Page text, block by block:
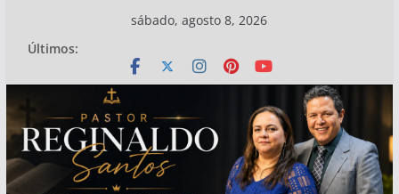
conteúdo
sábado, agosto 8, 2026
Últimos: